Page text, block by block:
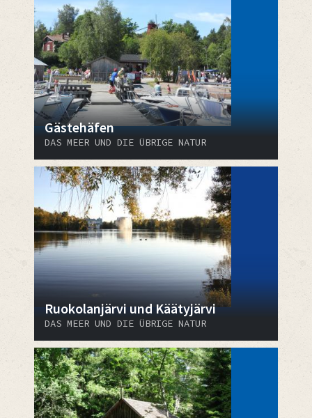
Gästehäfen
DAS MEER UND DIE ÜBRIGE NATUR
Ruokolanjärvi und Käätyjärvi
DAS MEER UND DIE ÜBRIGE NATUR